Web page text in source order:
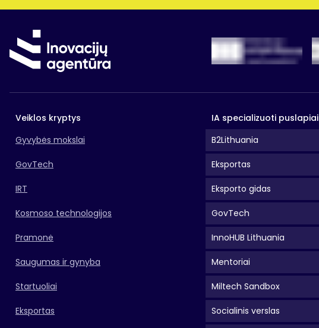
Veiklos kryptys
Gyvybės mokslai
GovTech
IRT
Kosmoso technologijos
Pramonė
Saugumas ir gynyba
Startuoliai
Eksportas
IA specializuoti puslapiai
B2Lithuania
Eksportas
Eksporto gidas
GovTech
InnoHUB Lithuania
Mentoriai
Miltech Sandbox
Socialinis verslas